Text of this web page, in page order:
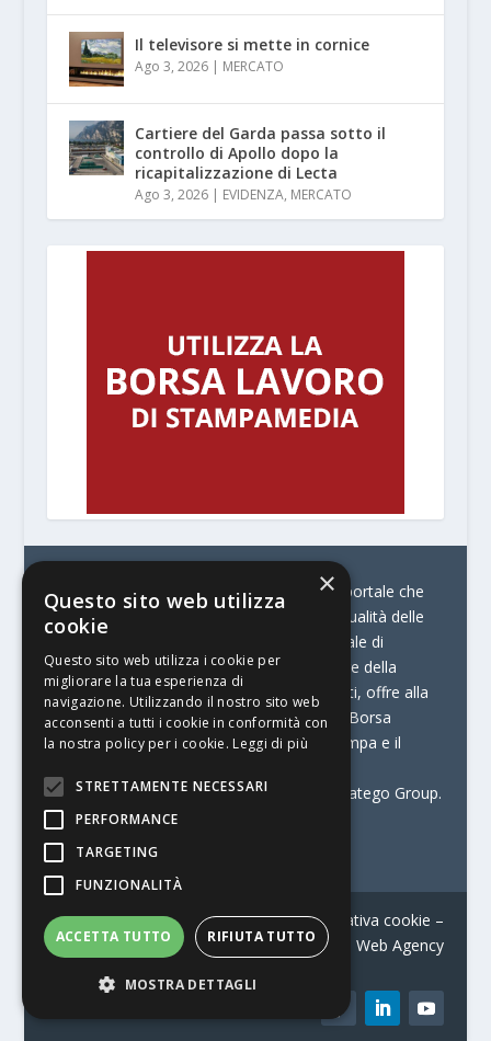
Il televisore si mette in cornice
Ago 3, 2026| MERCATO
Cartiere del Garda passa sotto il
controllo di Apollo dopo la
ricapitalizzazione di Lecta
Ago 3, 2026| EVIDENZA, MERCATO
© Stratego Group –
stampamedia.net è il portale che
racconta le innovazioni tecnologiche e l’attualità delle
aziende di stampa e di converting. È il portale di
riferimento per chi opera in Italia nel settore della
comunicazione stampata. Oltre ai contenuti, offre alla
propria community diversi servizi come:
la Borsa
Lavoro, la Print Connection, i Big della Stampa e il
Stampamedia.net è una delle testate di Stratego Group.
Partita IVA07921450156
Contatti–Informativa privacy–Informativa cookie –
Web Agency
×
Questo sito web utilizza
cookie
Questo sito web utilizza i cookie per
migliorare la tua esperienza di
navigazione. Utilizzando il nostro sito web
acconsenti a tutti i cookie in conformità con
la nostra policy per i cookie. Leggi di più
STRETTAMENTE NECESSARI
PERFORMANCE
TARGETING
FUNZIONALITÀ
ACCETTA TUTTO RIFIUTA TUTTO
MOSTRA DETTAGLI